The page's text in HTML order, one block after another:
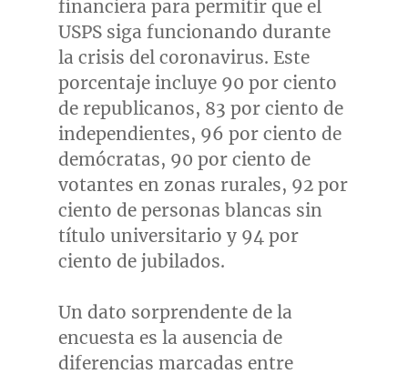
financiera para permitir que el
USPS siga funcionando durante
la crisis del coronavirus. Este
porcentaje incluye 90 por ciento
de republicanos, 83 por ciento de
independientes, 96 por ciento de
demócratas, 90 por ciento de
votantes en zonas rurales, 92 por
ciento de personas blancas sin
título universitario y 94 por
ciento de jubilados.
Un dato sorprendente de la
encuesta es la ausencia de
diferencias marcadas entre